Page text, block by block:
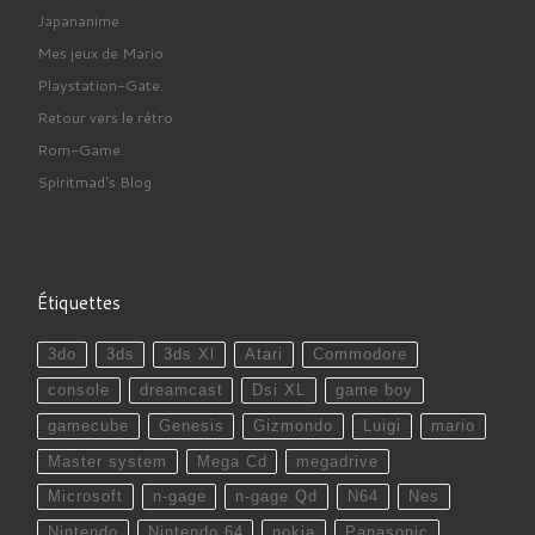
Japananime
Mes jeux de Mario
Playstation-Gate.
Retour vers le rétro
Rom-Game.
Spiritmad's Blog
Étiquettes
3do 3ds 3ds Xl Atari Commodore
console dreamcast Dsi XL game boy
gamecube Genesis Gizmondo Luigi mario
Master system Mega Cd megadrive
Microsoft n-gage n-gage Qd N64 Nes